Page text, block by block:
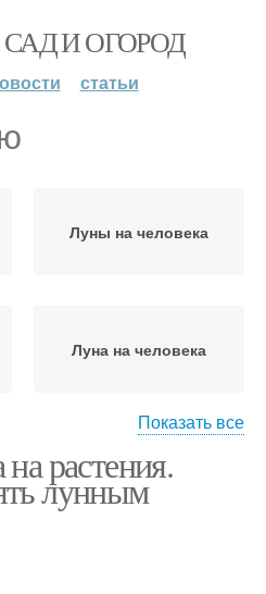
И ОГОРОД
статьи
Луны на человека
Луна на человека
Показать все
растения.
лунным